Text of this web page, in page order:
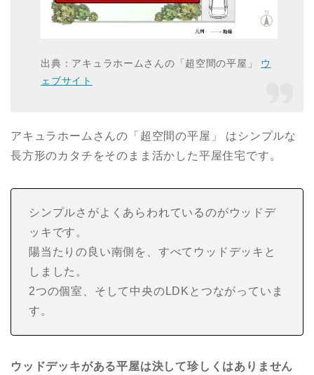
出典：アキュラホームさんの「超空間の平屋」 ウ
ェブサイト
アキュラホームさんの「超空間の平屋」 はシンプルな
長方形のカタチをそのまま活かした平屋住宅です。
シンプルさがよくあらわれているのがウッドデ
ッキです。
陽当たりの良い南側を、すべてウッドデッキと
しました。
2つの個室、そして中央のLDKとつながっていま
す。
ウッドデッキがある平屋は決して珍しくはありません